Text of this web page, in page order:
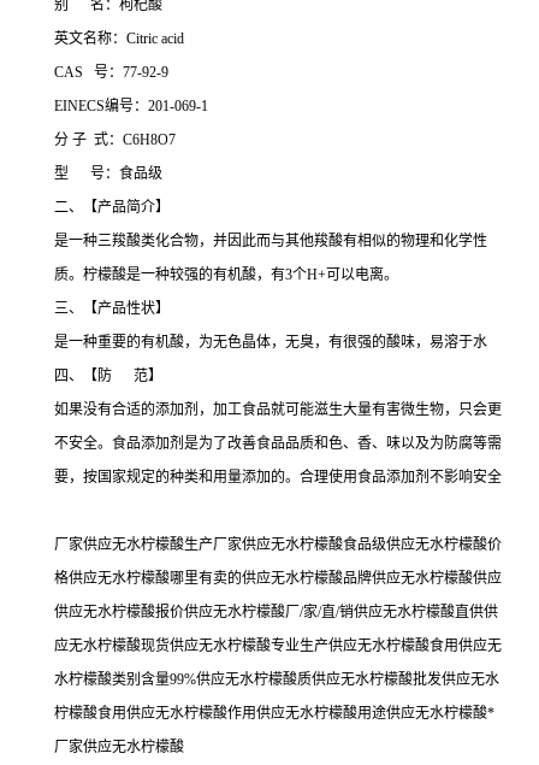
别 名：枸杞酸
英文名称：Citric acid
CAS 号：77-92-9
EINECS编号：201-069-1
分 子 式：C6H8O7
型 号：食品级
二、【产品简介】
是一种三羧酸类化合物，并因此而与其他羧酸有相似的物理和化学性
质。柠檬酸是一种较强的有机酸，有3个H+可以电离。
三、【产品性状】
是一种重要的有机酸，为无色晶体，无臭，有很强的酸味，易溶于水
四、【防 范】
如果没有合适的添加剂，加工食品就可能滋生大量有害微生物，只会更
不安全。食品添加剂是为了改善食品品质和色、香、味以及为防腐等需
要，按国家规定的种类和用量添加的。合理使用食品添加剂不影响安全
厂家供应无水柠檬酸生产厂家供应无水柠檬酸食品级供应无水柠檬酸价
格供应无水柠檬酸哪里有卖的供应无水柠檬酸品牌供应无水柠檬酸供应
供应无水柠檬酸报价供应无水柠檬酸厂/家/直/销供应无水柠檬酸直供供
应无水柠檬酸现货供应无水柠檬酸专业生产供应无水柠檬酸食用供应无
水柠檬酸类别含量99%供应无水柠檬酸质供应无水柠檬酸批发供应无水
柠檬酸食用供应无水柠檬酸作用供应无水柠檬酸用途供应无水柠檬酸*
厂家供应无水柠檬酸